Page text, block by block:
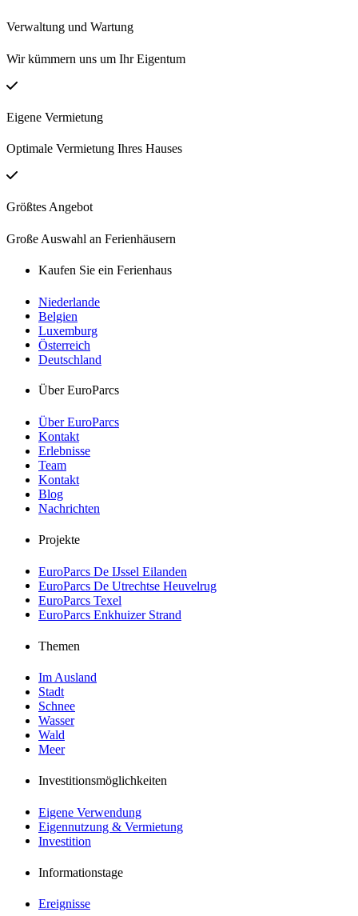
Verwaltung und Wartung
Wir kümmern uns um Ihr Eigentum
Eigene Vermietung
Optimale Vermietung Ihres Hauses
Größtes Angebot
Große Auswahl an Ferienhäusern
Kaufen Sie ein Ferienhaus
Niederlande
Belgien
Luxemburg
Österreich
Deutschland
Über EuroParcs
Über EuroParcs
Kontakt
Erlebnisse
Team
Kontakt
Blog
Nachrichten
Projekte
EuroParcs De IJssel Eilanden
EuroParcs De Utrechtse Heuvelrug
EuroParcs Texel
EuroParcs Enkhuizer Strand
Themen
Im Ausland
Stadt
Schnee
Wasser
Wald
Meer
Investitionsmöglichkeiten
Eigene Verwendung
Eigennutzung & Vermietung
Investition
Informationstage
Ereignisse